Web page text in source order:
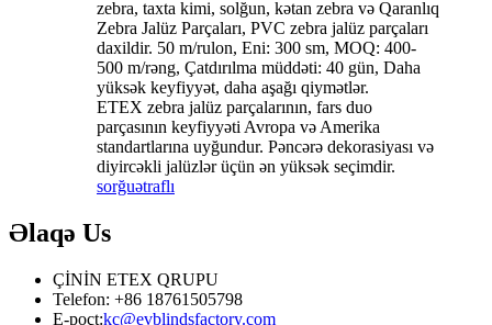
zebra, taxta kimi, solğun, kətan zebra və Qaranlıq
Zebra Jalüz Parçaları, PVC zebra jalüz parçaları
daxildir. 50 m/rulon, Eni: 300 sm, MOQ: 400-
500 m/rəng, Çatdırılma müddəti: 40 gün, Daha
yüksək keyfiyyət, daha aşağı qiymətlər.
ETEX zebra jalüz parçalarının, fars duo
parçasının keyfiyyəti Avropa və Amerika
standartlarına uyğundur. Pəncərə dekorasiyası və
diyircəkli jalüzlər üçün ən yüksək seçimdir.
sorğuətraflı
Əlaqə Us
ÇİNİN ETEX QRUPU
Telefon: +86 18761505798
E-poçt:kc@evblindsfactory.com